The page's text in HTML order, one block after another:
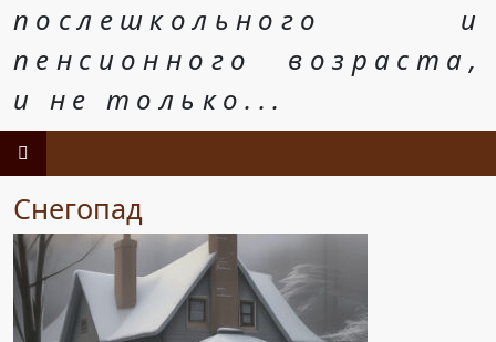
послешкольного и
пенсионного возраста,
и не только...
Снегопад